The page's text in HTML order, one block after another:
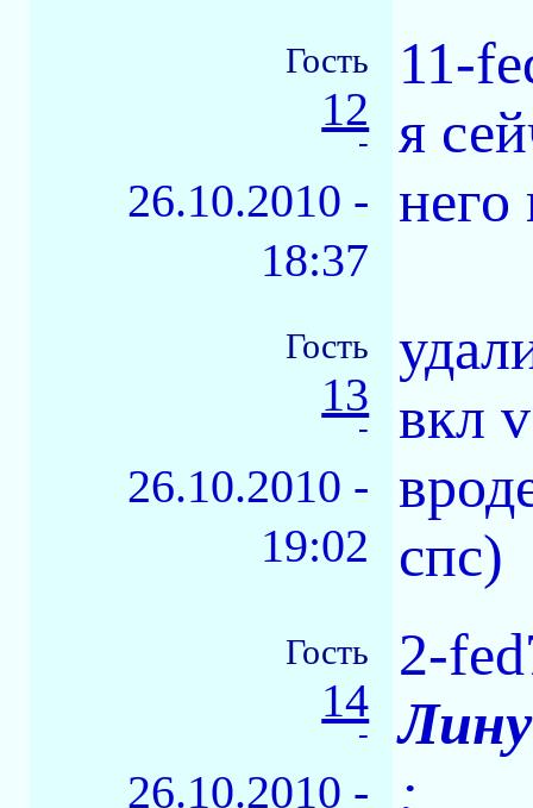
Гость
12
-
26.10.2010 -
18:37
11-
я
него
Гость
13
-
26.10.2010 -
19:02
вкл
спс)
Гость
14
-
26.10.2010 -
2-
: